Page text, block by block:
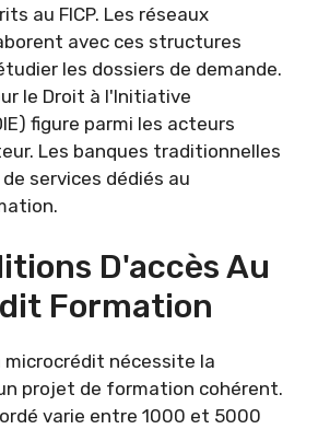
au FICP. Les réseaux
avec ces structures
les dossiers de demande.
le Droit à l'Initiative
figure parmi les acteurs
Les banques traditionnelles
services dédiés au
D'accès Au
Formation
nécessite la
projet de formation cohérent.
varie entre 1000 et 5000